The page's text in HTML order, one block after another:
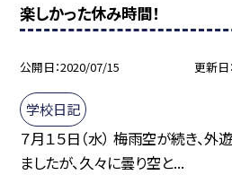
楽しかった休み時間！
公開日 2020/07/15 更新日
学校日記
７月１５日（水） 梅雨空が続き、
ましたが、久々に曇り空と...